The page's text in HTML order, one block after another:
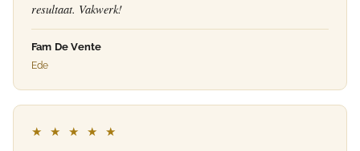
resultaat. Vakwerk!
Fam De Vente
Ede
★ ★ ★ ★ ★